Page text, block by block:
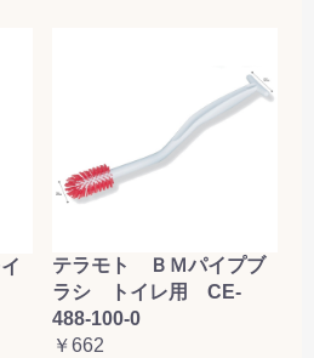
テラモト ＢＭパイプブ
ラシ トイレ用 CE-
488-100-0
￥662